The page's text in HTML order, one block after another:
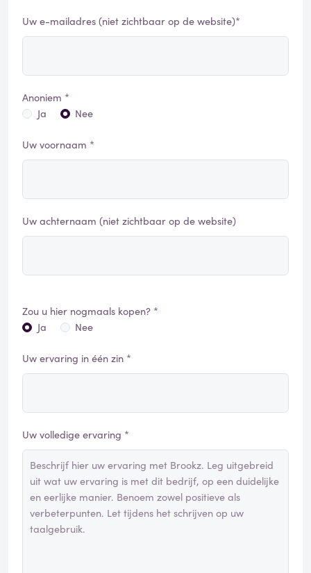
Uw e-mailadres (niet zichtbaar op de website)*
Anoniem *
Ja
Nee
Uw voornaam *
Uw achternaam (niet zichtbaar op de website)
Zou u hier nogmaals kopen? *
Ja
Nee
Uw ervaring in één zin *
Uw volledige ervaring *